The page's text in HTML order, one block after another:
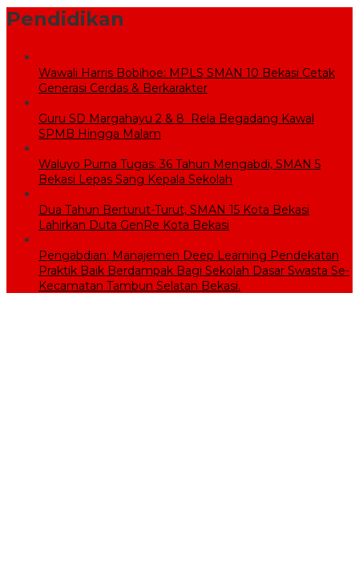
Pendidikan
Wawali Harris Bobihoe: MPLS SMAN 10 Bekasi Cetak
Generasi Cerdas & Berkarakter
Guru SD Margahayu 2 & 8 Rela Begadang Kawal
SPMB Hingga Malam
Waluyo Purna Tugas: 36 Tahun Mengabdi, SMAN 5
Bekasi Lepas Sang Kepala Sekolah
Dua Tahun Berturut-Turut, SMAN 15 Kota Bekasi
Lahirkan Duta GenRe Kota Bekasi
Pengabdian: Manajemen Deep Learning Pendekatan
Praktik Baik Berdampak Bagi Sekolah Dasar Swasta Se-
Kecamatan Tambun Selatan Bekasi.